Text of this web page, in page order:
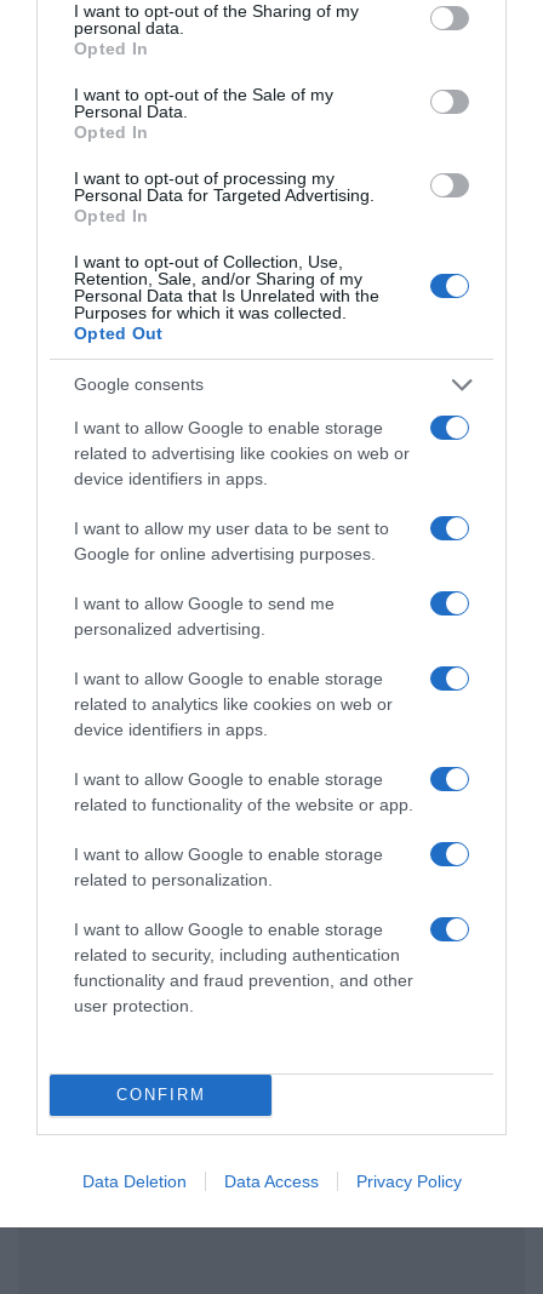
not limited to your visit or usage behaviour. You may click to
grant or deny consent to Google and its third-party tags to
use your data for below specified purposes in below Google
consent section.
I want to opt-out of the Sharing of my
personal data.
Opted In
I want to opt-out of the Sale of my
Personal Data.
Opted In
I want to opt-out of processing my
Personal Data for Targeted Advertising.
Opted In
I want to opt-out of Collection, Use,
Retention, Sale, and/or Sharing of my
Personal Data that Is Unrelated with the
Purposes for which it was collected.
Opted Out
Google consents
I want to allow Google to enable storage
related to advertising like cookies on web or
device identifiers in apps.
I want to allow my user data to be sent to
Google for online advertising purposes.
I want to allow Google to send me
personalized advertising.
I want to allow Google to enable storage
related to analytics like cookies on web or
device identifiers in apps.
I want to allow Google to enable storage
related to functionality of the website or app.
I want to allow Google to enable storage
related to personalization.
I want to allow Google to enable storage
related to security, including authentication
functionality and fraud prevention, and other
user protection.
CONFIRM
Data Deletion Data Access Privacy Policy
προεδρικών εκλογών.
Προσθήκη ως προτεινόμενη
Ειδήσεις σήμερα
ΠΑΣΟΚ: “Τα επιχειρήματα και οι πίνακες
του κ. Σκέρτσου διαρκούν μέχρι τα
επόμενα που αναιρούν τα προηγούμενα”
Τσίπρας: Στις 2 Σεπτεμβρίου η παρουσίαση
του οικονομικού προγράμματος της ΕΛ.Α.Σ.
στη Θεσσαλονίκη
Παλαιό Φάληρο: Συνελήφθη 49χρονος ως
μέλος της εγκληματικής οργάνωσης του
“Έντικ” – Κατηγορείται για εκβιασμούς και
Καταγγελία για ξυλοδαρμό ειδικευόμενης
ασθενή – “Άρχισε να τη σπρώχνει, να τη
βρίζει και να τη χτυπάει”
Ακολούθησε το debater.gr στοGoogle News
και μάθετε πρώτοι όλες τις ειδήσεις
ΒΟΛΙΒΙΑ